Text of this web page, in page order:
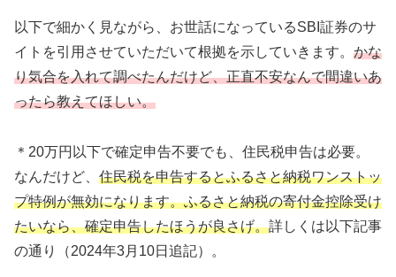
以下で細かく見ながら、お世話になっているSBI証券のサ
イトを引用させていただいて根拠を示していきます。 かな
り気合を入れて調べたんだけど、正直不安なんで間違いあ
ったら教えてほしい。
＊20万円以下で確定申告不要でも、住民税申告は必要。
なんだけど、 住民税を申告するとふるさと納税ワンストッ
プ特例が無効になります。ふるさと納税の寄付金控除受け
たいなら、確定申告したほうが良さげ。詳しくは以下記事
の通り（2024年3月10日追記）。